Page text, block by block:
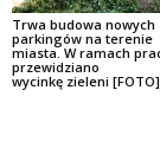
Trwa budowa nowych
parkingów na terenie
miasta. W ramach
przewidziano
wycinkę zieleni [FOTO]